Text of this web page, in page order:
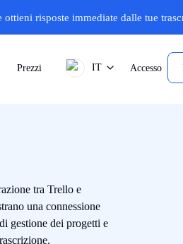
ottieni risposte immediate dalle tue
Prezzi IT Accesso